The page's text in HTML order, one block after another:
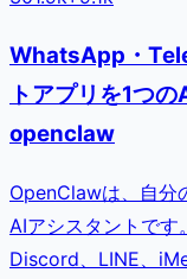
WhatsApp・
トアプリを1つ
openclaw
OpenClawは、自分
AIアシスタントです
Discord、LINE、